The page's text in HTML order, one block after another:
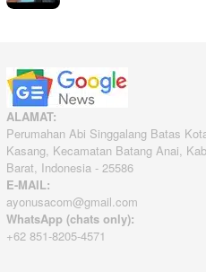
ALAMAT:
Perumahan Abi Singgalang Batas
Kasang, Kecamatan Batang Anai,
Barat, Indonesia - 25586
E-MAIL:
ayonusacom@gmail.com
WhatsApp (chats only):
+62 851-8205-4571